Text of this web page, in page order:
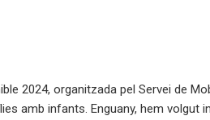
2024, organitzada pel Servei de
amb infants. Enguany, hem volgut